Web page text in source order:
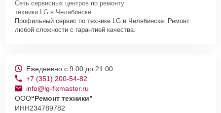
Сеть сервисных центров по ремонту
техники LG в Челябинске.
Профильный сервис по технике LG в Челябинске. Ремонт
любой сложности с гарантией качества.
Ежедневно с 9:00 до 21:00
+7 (351) 200-54-82
info@lg-fixmaster.ru
ООО“Ремонт техники”
ИНН234789782